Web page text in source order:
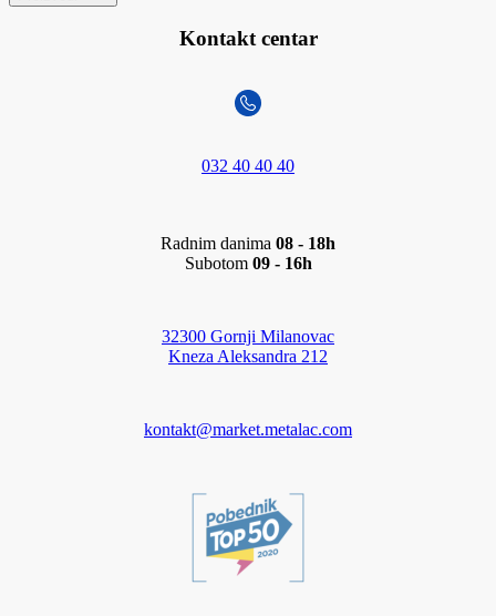
Kontakt centar
032 40 40 40
Radnim danima 08 - 18h
Subotom 09 - 16h
32300 Gornji Milanovac
Kneza Aleksandra 212
kontakt@market.metalac.com